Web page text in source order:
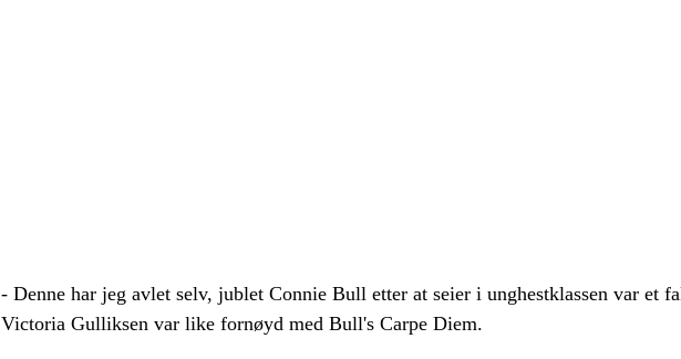
- Denne har jeg avlet selv, jublet Connie Bull etter at seier i unghestklassen var et
Victoria Gulliksen var like fornøyd med Bull's Carpe Diem.